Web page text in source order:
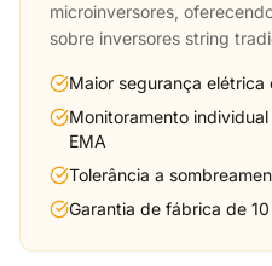
microinversores,
sobre inversores string
Maior segurança elétrica
Monitoramento
EMA
Tolerância a
Garantia de fábrica de